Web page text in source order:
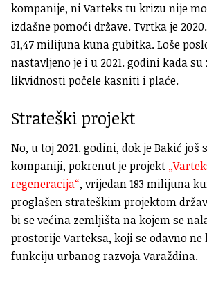
kompanije, ni Varteks tu krizu nije
izdašne pomoći države. Tvrtka je
31,47 milijuna kuna gubitka. Loše
nastavljeno je i u 2021. godini kada
likvidnosti počele kasniti i plaće.
Strateški projekt
No, u toj 2021. godini, dok je Bakić još
kompaniji, pokrenut je projekt
regeneracija“, vrijedan 183 milijuna
proglašen strateškim projektom
bi se većina zemljišta na kojem se
prostorije Varteksa, koji se odavno
funkciju urbanog razvoja Varaždina.